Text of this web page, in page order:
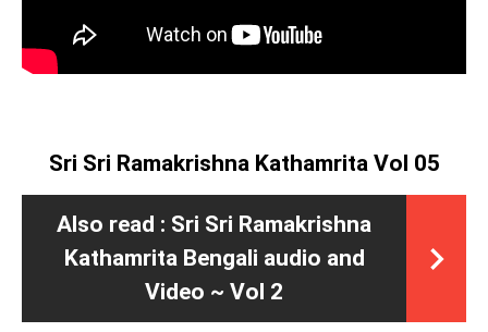
Sri Sri Ramakrishna Kathamrita Vol 05
Also read : Sri Sri Ramakrishna
Kathamrita Bengali audio and
Video ~ Vol 2